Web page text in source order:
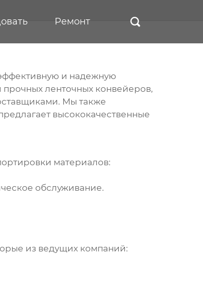
Ремонт 
и надежную
прочных ленточных конвейеров,
Мы также
высококачественные
материалов:
обслуживание.
из ведущих компаний: